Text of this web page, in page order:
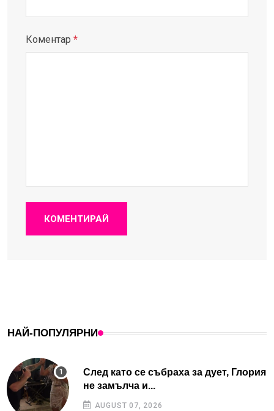
Коментар *
КОМЕНТИРАЙ
НАЙ-ПОПУЛЯРНИ
След като се събраха за дует, Глория
не замълча и...
AUGUST 07, 2026